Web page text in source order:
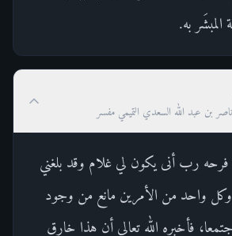
به.
بن عبد الله السعدي التميمي مفسر
رب أنى يكون لي غلام وقد بلغني
وكل واحد من الأمرين مانع من وجود
فأخبره الله تعالى أن هذا خارق